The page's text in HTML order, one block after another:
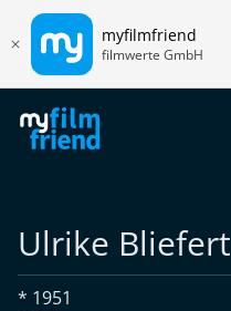
myfilmfriend
filmwerte GmbH
Ulrike Bliefert
* 1951